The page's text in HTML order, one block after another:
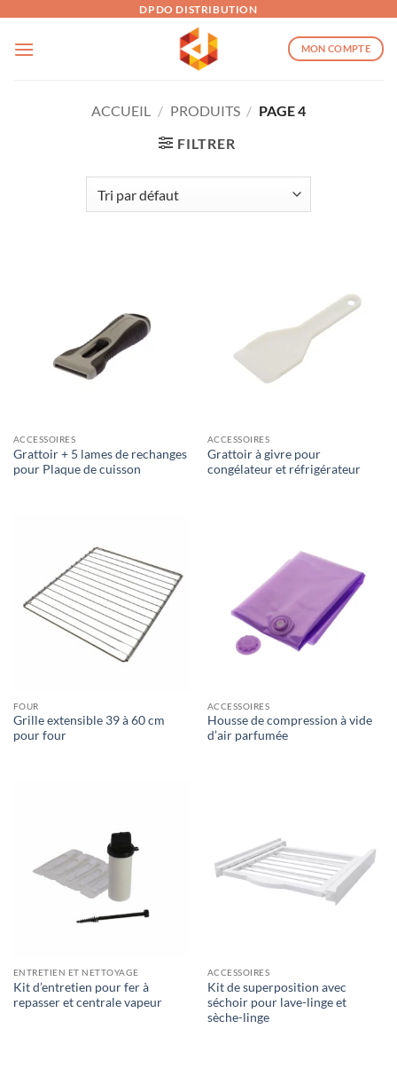
contenu
DPDO DISTRIBUTION
MON COMPTE
ACCUEIL / PRODUITS / PAGE 4
FILTRER
ACCESSOIRES
Grattoir + 5 lames de rechanges
pour Plaque de cuisson
ACCESSOIRES
Grattoir à givre pour
congélateur et réfrigérateur
FOUR
Grille extensible 39 à 60 cm
pour four
ACCESSOIRES
Housse de compression à vide
d’air parfumée
ENTRETIEN ET NETTOYAGE
Kit d’entretien pour fer à
repasser et centrale vapeur
ACCESSOIRES
Kit de superposition avec
séchoir pour lave-linge et
sèche-linge